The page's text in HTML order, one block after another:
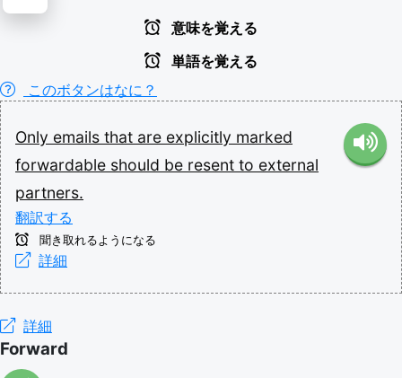
意味を覚える
単語を覚える
このボタンはなに？
Only emails that are explicitly marked
forwardable should be resent to external
partners.
翻訳する
聞き取れるようになる
詳細
詳細
Forward